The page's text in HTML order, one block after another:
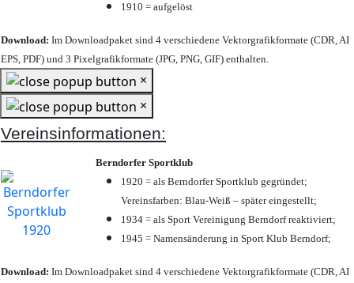
1910 = aufgelöst
Download: Im Downloadpaket sind 4 verschiedene Vektorgrafikformate (CDR, AI
EPS, PDF) und 3 Pixelgrafikformate (JPG, PNG, GIF) enthalten.
×
×
Vereinsinformationen:
Berndorfer Sportklub
1920 = als Berndorfer Sportklub gegründet;
Vereinsfarben: Blau-Weiß – später eingestellt;
1934 = als Sport Vereinigung Berndorf reaktiviert;
1945 = Namensänderung in Sport Klub Berndorf;
Download: Im Downloadpaket sind 4 verschiedene Vektorgrafikformate (CDR, AI